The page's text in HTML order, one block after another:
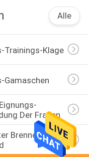
Alle
Trainings-Klage
Gamaschen
Der Frauen
Brennender